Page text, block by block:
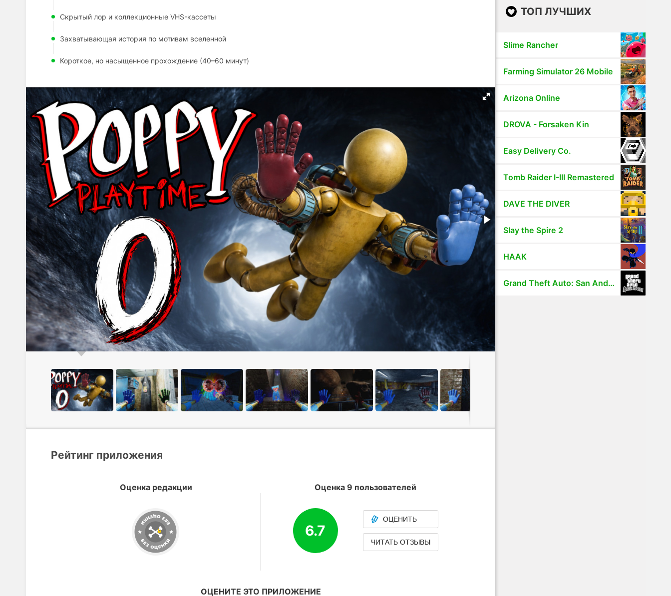
Скрытый лор и коллекционные VHS-кассеты
Захватывающая история по мотивам вселенной
Короткое, но насыщенное прохождение (40–60 минут)
Рейтинг приложения
Оценка редакции Оценка 9 пользователей
6.7
ОЦЕНИТЬ
ЧИТАТЬ ОТЗЫВЫ
ОЦЕНИТЕ ЭТО ПРИЛОЖЕНИЕ
ТОП ЛУЧШИХ
Slime Rancher
Farming Simulator 26 Mobile
Arizona Online
DROVA - Forsaken Kin
Easy Delivery Co.
Tomb Raider I-III Remastered
DAVE THE DIVER
Slay the Spire 2
HAAK
Grand Theft Auto: San Andreas